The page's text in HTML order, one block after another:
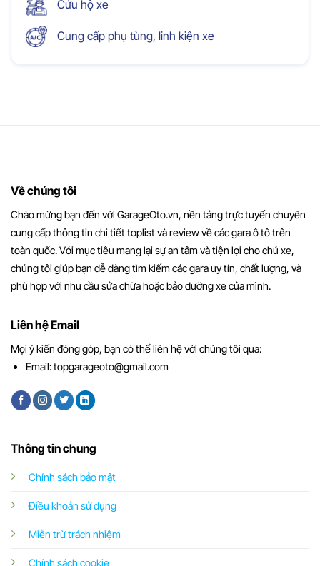
Cứu hộ xe
Cung cấp phụ tùng, linh kiện xe
Về chúng tôi
Chào mừng bạn đến với GarageOto.vn, nền tảng trực tuyến chuyên
cung cấp thông tin chi tiết toplist và review về các gara ô tô trên
toàn quốc. Với mục tiêu mang lại sự an tâm và tiện lợi cho chủ xe,
chúng tôi giúp bạn dễ dàng tìm kiếm các gara uy tín, chất lượng, và
phù hợp với nhu cầu sửa chữa hoặc bảo dưỡng xe của mình.
Thông tin chung
Chính sách bảo mật
Điều khoản sử dụng
Miễn trừ trách nhiệm
Chính sách cookie
Liên hệ Email
Mọi ý kiến đóng góp, bạn có thể liên hệ với chúng tôi qua:
Email:topgarageoto@gmail.com